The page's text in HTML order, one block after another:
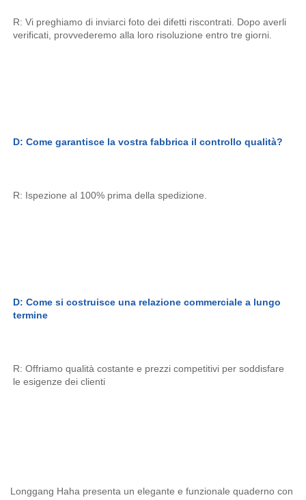
R: Vi preghiamo di inviarci foto dei difetti riscontrati. Dopo averli
verificati, provvederemo alla loro risoluzione entro tre giorni.
D: Come garantisce la vostra fabbrica il controllo qualità?
R: Ispezione al 100% prima della spedizione.
D: Come si costruisce una relazione commerciale a lungo
termine
R: Offriamo qualità costante e prezzi competitivi per soddisfare
le esigenze dei clienti
Longgang Haha presenta un elegante e funzionale quaderno con